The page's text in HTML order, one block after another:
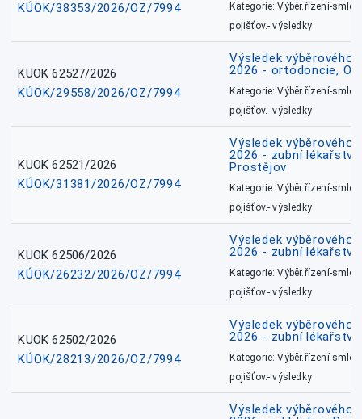
KÚOK/38353/2026/OZ/7994
Kategorie: Výběr.řízení-
pojišťov.- výsledky
KUOK 62527/2026
KÚOK/29558/2026/OZ/7994
Výsledek výběrového
2026 - ortodoncie,
Kategorie: Výběr.řízení-
pojišťov.- výsledky
KUOK 62521/2026
KÚOK/31381/2026/OZ/7994
Výsledek výběrového
2026 - zubní
Prostějov
Kategorie: Výběr.řízení-
pojišťov.- výsledky
KUOK 62506/2026
KÚOK/26232/2026/OZ/7994
Výsledek výběrového
2026 - zubní
Kategorie: Výběr.řízení-
pojišťov.- výsledky
KUOK 62502/2026
KÚOK/28213/2026/OZ/7994
Výsledek výběrového
2026 - zubní
Kategorie: Výběr.řízení-
pojišťov.- výsledky
Výsledek výběrového